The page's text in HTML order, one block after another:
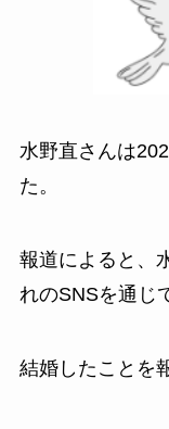
水野直さんは
た。
報道によると、
れのSNSを通じ
結婚したことを